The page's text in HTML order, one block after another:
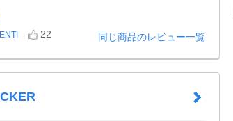
22 同じ商品のレビュー一覧